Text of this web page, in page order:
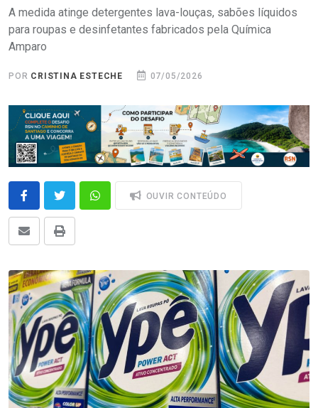
A medida atinge detergentes lava-louças, sabões líquidos
para roupas e desinfetantes fabricados pela Química
Amparo
POR CRISTINA ESTECHE 07/05/2026
OUVIR CONTEÚDO